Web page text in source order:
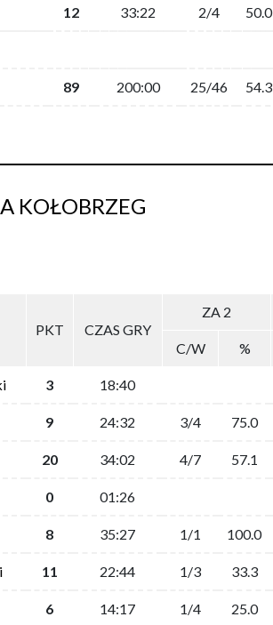
12 33:22 2/4 50.0
89 200:00 25/46 54.3
KOŁOBRZEG
PKT CZAS GRY
ZA 2
C/W
%
3 18:40
9 24:32 3/4 75.0
20 34:02 4/7 57.1
0 01:26
8 35:27 1/1 100.0
11 22:44 1/3 33.3
6 14:17 1/4 25.0